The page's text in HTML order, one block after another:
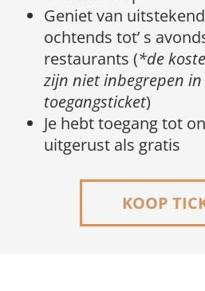
Geniet van
ochtends tot’ s
restaurants (*de
zijn niet inbegrepen
toegangsticket)
Je hebt toegang tot
uitgerust als gratis
KOOP